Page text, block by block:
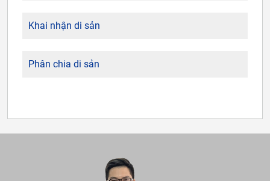
Khai nhận di sản
Phân chia di sản